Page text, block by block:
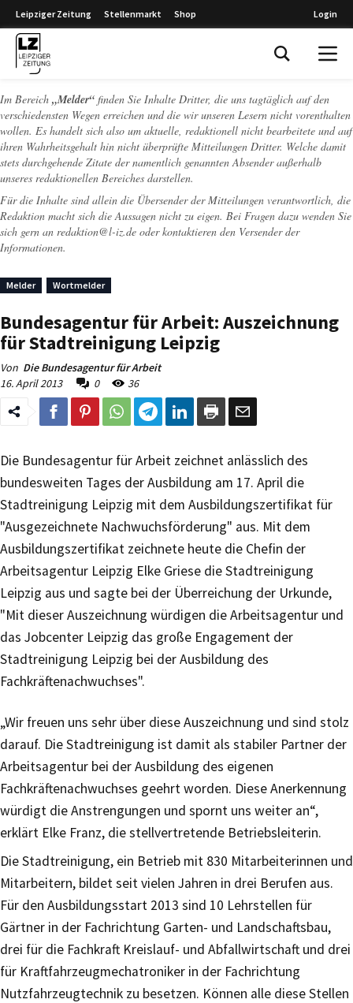
Leipziger Zeitung Stellenmarkt Shop Login
Im Bereich „Melder“ finden Sie Inhalte Dritter, die uns tagtäglich auf den
verschiedensten Wegen erreichen und die wir unseren Lesern nicht vorenthalten
wollen. Es handelt sich also um aktuelle, redaktionell nicht bearbeitete und auf
ihren Wahrheitsgehalt hin nicht überprüfte Mitteilungen Dritter. Welche damit
stets durchgehende Zitate der namentlich genannten Absender außerhalb
unseres redaktionellen Bereiches darstellen.
Für die Inhalte sind allein die Übersender der Mitteilungen verantwortlich, die
Redaktion macht sich die Aussagen nicht zu eigen. Bei Fragen dazu wenden Sie
sich gern an redaktion@l-iz.de oder kontaktieren den Versender der
Informationen.
Melder Wortmelder
Bundesagentur für Arbeit: Auszeichnung
für Stadtreinigung Leipzig
Von Die Bundesagentur für Arbeit
16. April 2013
0 36
Die Bundesagentur für Arbeit zeichnet anlässlich des
bundesweiten Tages der Ausbildung am 17. April die
Stadtreinigung Leipzig mit dem Ausbildungszertifikat für
"Ausgezeichnete Nachwuchsförderung" aus. Mit dem
Ausbildungszertifikat zeichnete heute die Chefin der
Arbeitsagentur Leipzig Elke Griese die Stadtreinigung
Leipzig aus und sagte bei der Überreichung der Urkunde,
"Mit dieser Auszeichnung würdigen die Arbeitsagentur und
das Jobcenter Leipzig das große Engagement der
Stadtreinigung Leipzig bei der Ausbildung des
Fachkräftenachwuchses".
„Wir freuen uns sehr über diese Auszeichnung und sind stolz
darauf. Die Stadtreinigung ist damit als stabiler Partner der
Arbeitsagentur bei der Ausbildung des eigenen
Fachkräftenachwuchses geehrt worden. Diese Anerkennung
würdigt die Anstrengungen und spornt uns weiter an“,
erklärt Elke Franz, die stellvertretende Betriebsleiterin.
Die Stadtreinigung, ein Betrieb mit 830 Mitarbeiterinnen und
Mitarbeitern, bildet seit vielen Jahren in drei Berufen aus.
Für den Ausbildungsstart 2013 sind 10 Lehrstellen für
Gärtner in der Fachrichtung Garten- und Landschaftsbau,
drei für die Fachkraft Kreislauf- und Abfallwirtschaft und drei
für Kraftfahrzeugmechatroniker in der Fachrichtung
Nutzfahrzeugtechnik zu besetzen. Können alle diese Stellen